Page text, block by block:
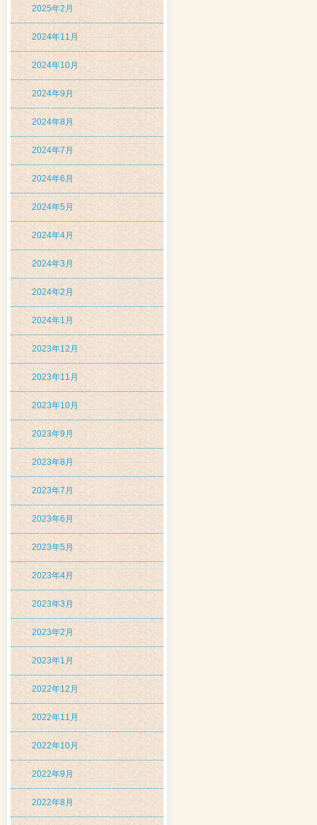
2025年2月
2024年11月
2024年10月
2024年9月
2024年8月
2024年7月
2024年6月
2024年5月
2024年4月
2024年3月
2024年2月
2024年1月
2023年12月
2023年11月
2023年10月
2023年9月
2023年8月
2023年7月
2023年6月
2023年5月
2023年4月
2023年3月
2023年2月
2023年1月
2022年12月
2022年11月
2022年10月
2022年9月
2022年8月